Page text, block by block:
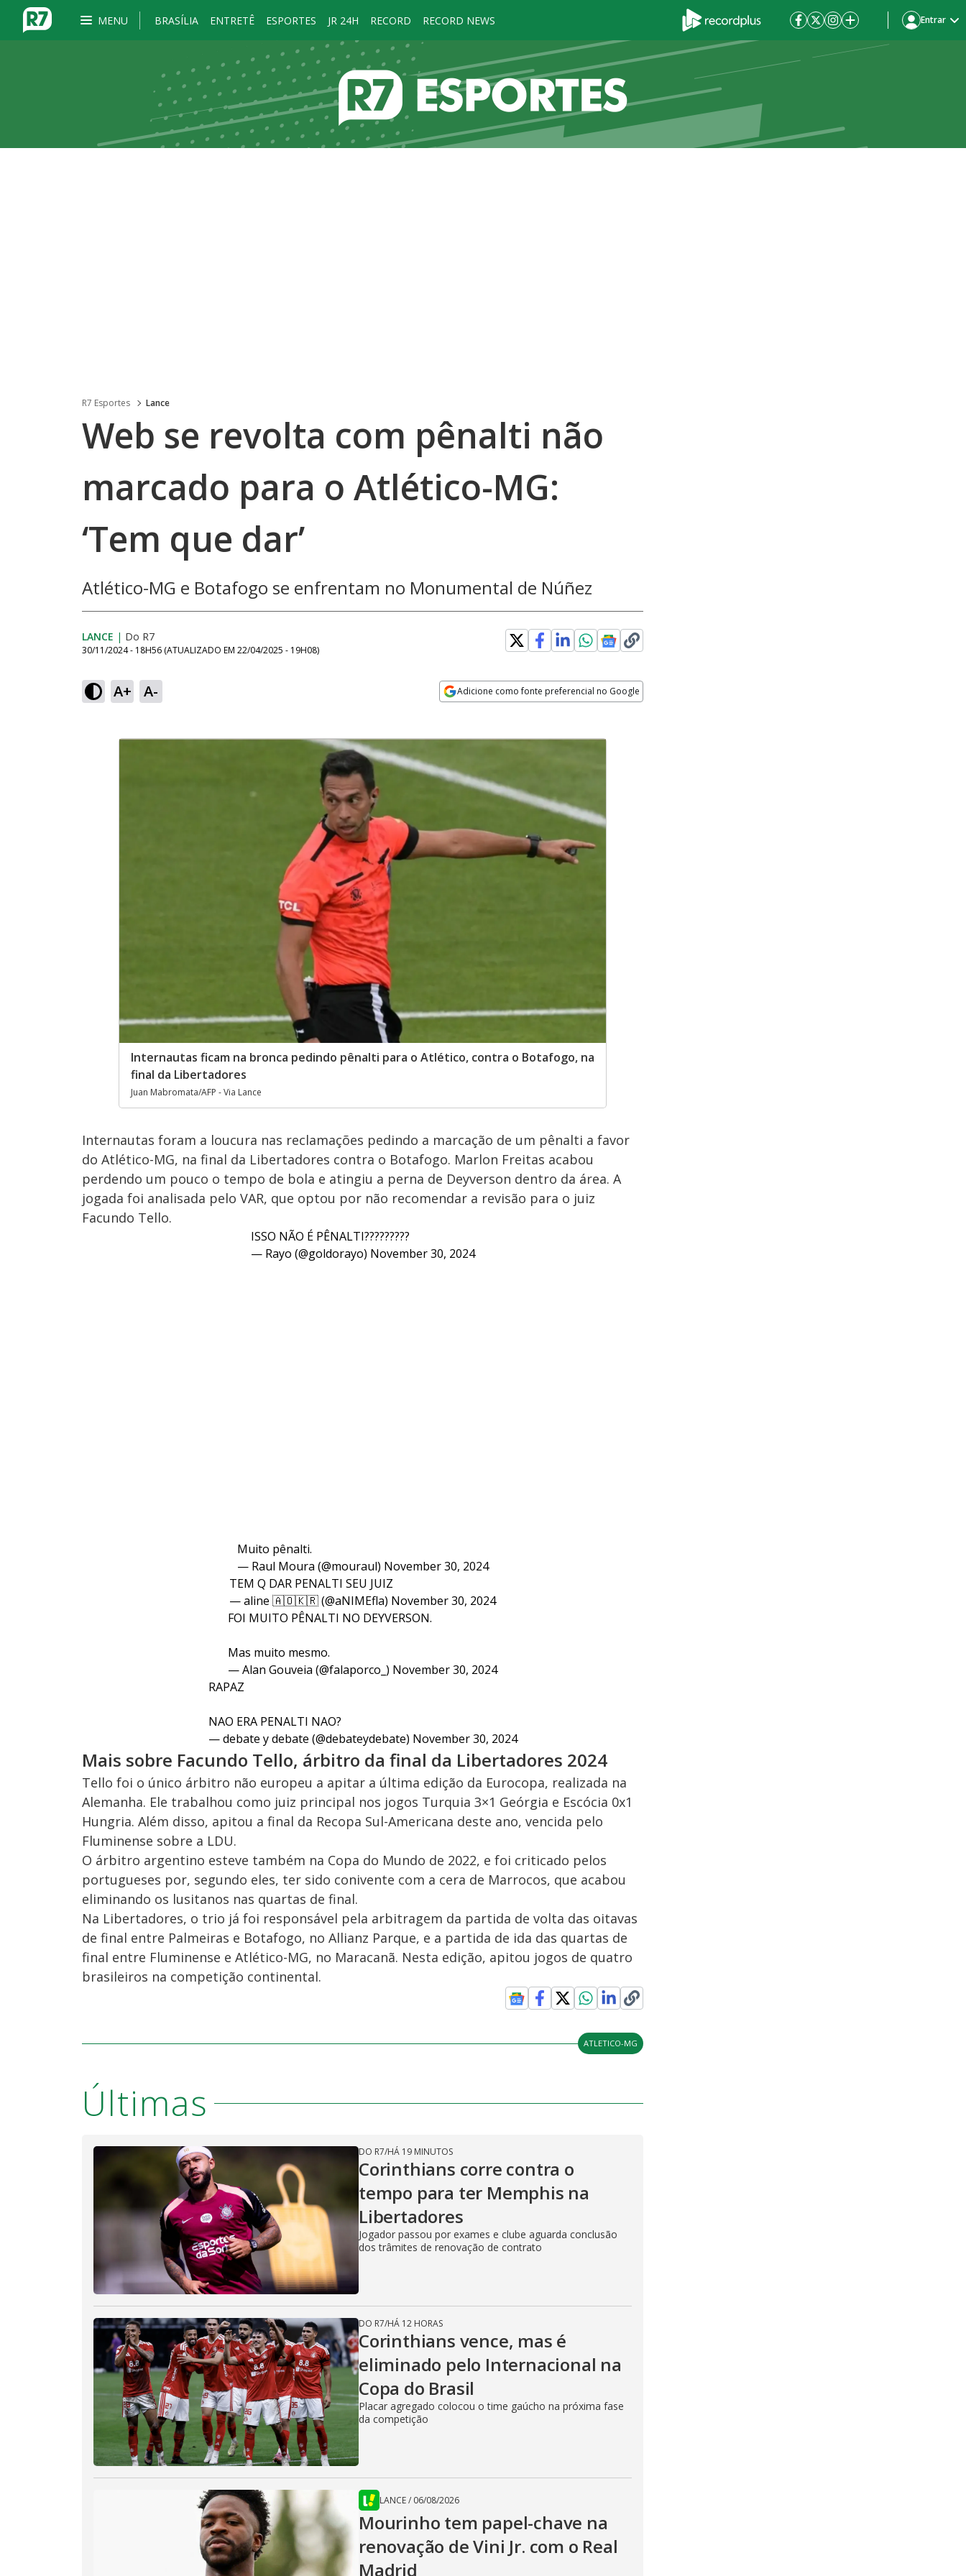
MENU BRASÍLIA ENTRETÊ ESPORTES JR 24H RECORD RECORD NEWS Entrar
R7 Esportes Lance
Web se revolta com pênalti não
marcado para o Atlético-MG:
‘Tem que dar’
Atlético-MG e Botafogo se enfrentam no Monumental de Núñez
LANCE | Do R7
30/11/2024 - 18H56 (ATUALIZADO EM 22/04/2025 - 19H08)
A+ A- Adicione como fonte preferencial no Google
Internautas ficam na bronca pedindo pênalti para o Atlético, contra o Botafogo, na
final da Libertadores
Juan Mabromata/AFP - Via Lance
Internautas foram a loucura nas reclamações pedindo a marcação de um pênalti a favor
do Atlético-MG, na final da Libertadores contra o Botafogo. Marlon Freitas acabou
perdendo um pouco o tempo de bola e atingiu a perna de Deyverson dentro da área. A
jogada foi analisada pelo VAR, que optou por não recomendar a revisão para o juiz
Facundo Tello.
ISSO NÃO É PÊNALTI?????????
— Rayo (@goldorayo) November 30, 2024
Muito pênalti.
— Raul Moura (@mouraul) November 30, 2024
TEM Q DAR PENALTI SEU JUIZ
— aline 🇦🇴🇰🇷 (@aNIMEfla) November 30, 2024
FOI MUITO PÊNALTI NO DEYVERSON.
Mas muito mesmo.
— Alan Gouveia (@falaporco_) November 30, 2024
RAPAZ
NAO ERA PENALTI NAO?
— debate y debate (@debateydebate) November 30, 2024
Mais sobre Facundo Tello, árbitro da final da Libertadores 2024
Tello foi o único árbitro não europeu a apitar a última edição da Eurocopa, realizada na
Alemanha. Ele trabalhou como juiz principal nos jogos Turquia 3×1 Geórgia e Escócia 0x1
Hungria. Além disso, apitou a final da Recopa Sul-Americana deste ano, vencida pelo
Fluminense sobre a LDU.
O árbitro argentino esteve também na Copa do Mundo de 2022, e foi criticado pelos
portugueses por, segundo eles, ter sido conivente com a cera de Marrocos, que acabou
eliminando os lusitanos nas quartas de final.
Na Libertadores, o trio já foi responsável pela arbitragem da partida de volta das oitavas
de final entre Palmeiras e Botafogo, no Allianz Parque, e a partida de ida das quartas de
final entre Fluminense e Atlético-MG, no Maracanã. Nesta edição, apitou jogos de quatro
brasileiros na competição continental.
ATLETICO-MG
Últimas
DO R7/HÁ 19 MINUTOS
Corinthians corre contra o
tempo para ter Memphis na
Libertadores
Jogador passou por exames e clube aguarda conclusão
dos trâmites de renovação de contrato
DO R7/HÁ 12 HORAS
Corinthians vence, mas é
eliminado pelo Internacional na
Copa do Brasil
Placar agregado colocou o time gaúcho na próxima fase
da competição
LANCE/ 06/08/2026
Mourinho tem papel-chave na
renovação de Vini Jr. com o Real
Madrid